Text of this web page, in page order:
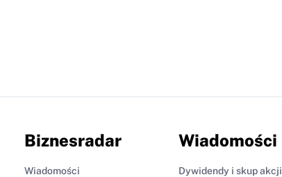
Biznesradar
Wiadomości
Wiadomości
Dywidendy i skup akcji